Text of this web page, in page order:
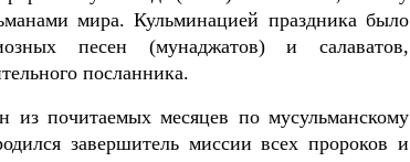
мира. Кульминацией праздника было
песен (мунаджатов) и салаватов,
посланника.
почитаемых месяцев по мусульманскому
завершитель миссии всех пророков и